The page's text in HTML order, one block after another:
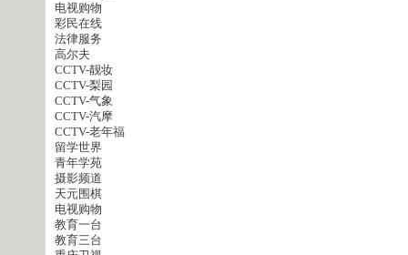
电视购物
彩民在线
法律服务
高尔夫
CCTV-靓妆
CCTV-梨园
CCTV-气象
CCTV-汽摩
CCTV-老年福
留学世界
青年学苑
摄影频道
天元围棋
电视购物
教育一台
教育三台